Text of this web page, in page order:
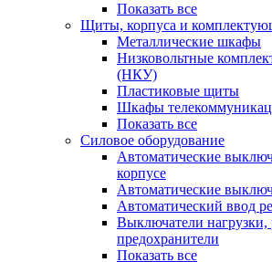
Показать все
Щиты, корпуса и
Металлические шкафы
Низковольтные
(НКУ)
Пластиковые щиты
Шкафы
Показать все
Силовое оборудование
Автоматические
корпусе
Автоматические
Автоматический ввод
Выключатели нагрузки,
предохранители
Показать все